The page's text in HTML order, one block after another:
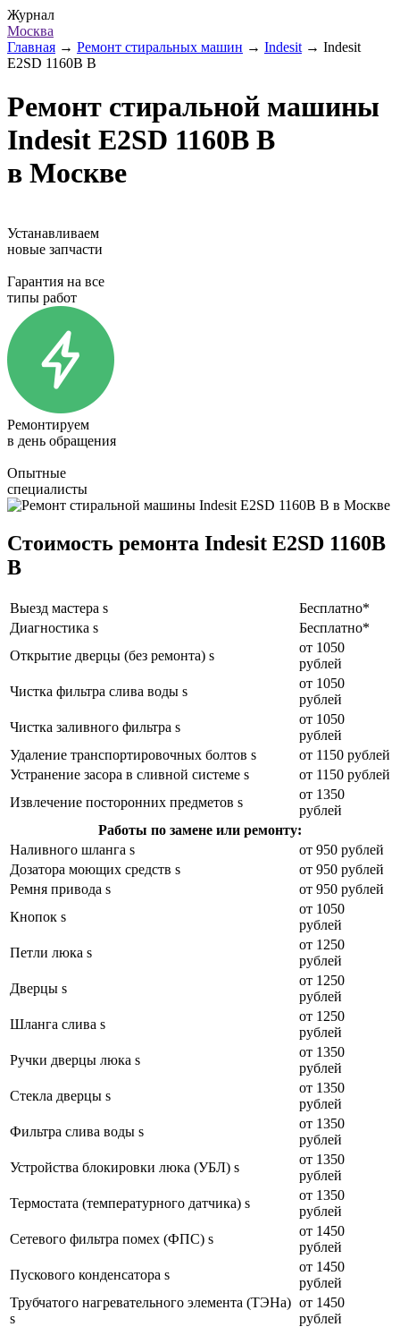
Журнал
Москва
Главная → Ремонт стиральных машин → Indesit → Indesit
E2SD 1160B B
Ремонт стиральной машины
Indesit E2SD 1160B B
в Москве
Устанавливаем
новые запчасти
Гарантия на все
типы работ
Ремонтируем
в день обращения
Опытные
специалисты
Стоимость ремонта Indesit E2SD 1160B
B
Выезд мастера s
Бесплатно*
Диагностика s
Бесплатно*
Открытие дверцы (без ремонта) s
от 1050
рублей
Чистка фильтра слива воды s
от 1050
рублей
Чистка заливного фильтра s
от 1050
рублей
Удаление транспортировочных болтов s
от 1150 рублей
Устранение засора в сливной системе s
от 1150 рублей
Извлечение посторонних предметов s
от 1350
рублей
Работы по замене или ремонту:
Наливного шланга s
от 950 рублей
Дозатора моющих средств s
от 950 рублей
Ремня привода s
от 950 рублей
Кнопок s
от 1050
рублей
Петли люка s
от 1250
рублей
Дверцы s
от 1250
рублей
Шланга слива s
от 1250
рублей
Ручки дверцы люка s
от 1350
рублей
Стекла дверцы s
от 1350
рублей
Фильтра слива воды s
от 1350
рублей
Устройства блокировки люка (УБЛ) s
от 1350
рублей
Термостата (температурного датчика) s
от 1350
рублей
Сетевого фильтра помех (ФПС) s
от 1450
рублей
Пускового конденсатора s
от 1450
рублей
Трубчатого нагревательного элемента (ТЭНа)
s
от 1450
рублей